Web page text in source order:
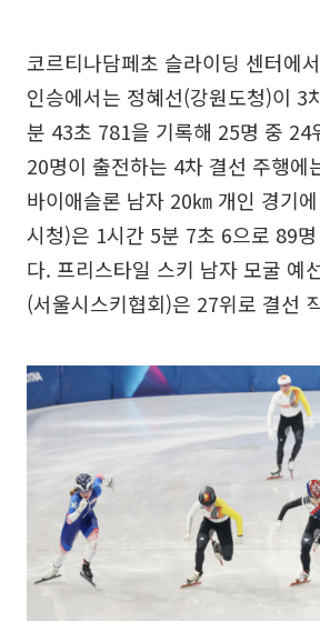
코르티나담페초 슬라이딩 센터에
인승에서는 정혜선(강원도청)이 3
분 43초 781을 기록해 25명 중 24
20명이 출전하는 4차 결선 주행에
바이애슬론 남자 20㎞ 개인 경기
시청)은 1시간 5분 7초 6으로 89
다. 프리스타일 스키 남자 모굴 예
(서울시스키협회)은 27위로 결선